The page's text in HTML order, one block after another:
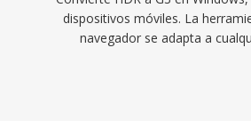
dispositivos móviles. La
navegador se adapta a